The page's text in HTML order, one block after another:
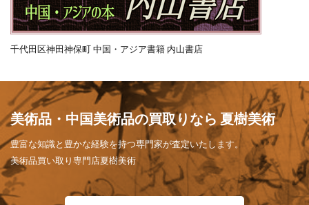
千代田区神田神保町 中国・アジア書籍 内山書店
美術品・中国美術品の買取りなら 夏樹美術
豊富な知識と豊かな経験を持つ専門家が査定いたします。
美術品買い取り専門店夏樹美術